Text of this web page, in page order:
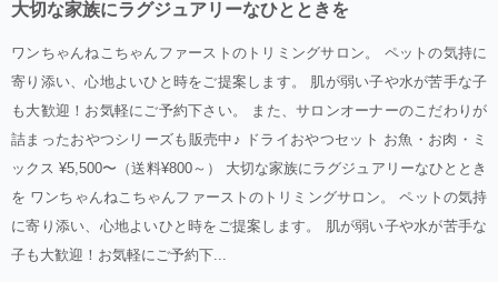
大切な家族にラグジュアリーなひとときを
ワンちゃんねこちゃんファーストのトリミングサロン。 ペットの気持に
寄り添い、心地よいひと時をご提案します。 肌が弱い子や水が苦手な子
も大歓迎！お気軽にご予約下さい。 また、サロンオーナーのこだわりが
詰まったおやつシリーズも販売中♪ ドライおやつセット お魚・お肉・ミ
ックス ¥5,500〜（送料¥800～） 大切な家族にラグジュアリーなひととき
を ワンちゃんねこちゃんファーストのトリミングサロン。 ペットの気持
に寄り添い、心地よいひと時をご提案します。 肌が弱い子や水が苦手な
子も大歓迎！お気軽にご予約下...